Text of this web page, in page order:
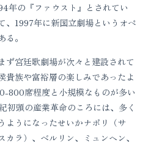
年の『ファウスト』とされてい
、1997年に新国立劇場というオペ
。
宮廷歌劇場が次々と建設されて
貴族や富裕層の楽しみであったよ
800席程度と小規模なものが多い
初頭の産業革命のころには、多く
ようになったせいかナポリ（サ
カラ）、ベルリン、ミュンヘン、